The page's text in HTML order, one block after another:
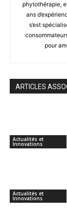
phytothérapie,
ans
s’est
pour
ARTICLES
Actualités et
Innovations
Actualités et
Innovations